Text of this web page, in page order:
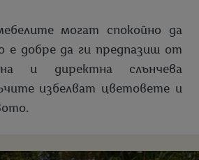
могат спокойно да
е добре да ги предпазиш от
и директна слънчева
избелват цветовете и